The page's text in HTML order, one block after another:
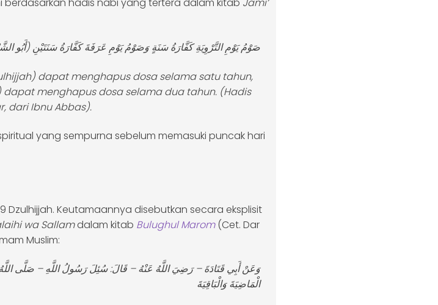
hadis nabi yang tertera dalam kitab Jami’
صَوْمُ يَوْمِ التَّرْوِيَةِ كَفَّارَةُ سَنَةٍ وَصَوْمُ يَوْمِ عَرَفَةَ كَفَّارَةُ سَنَتَيْنِ (أَبُو
dapat menghapus dosa selama satu tahun,
menghapus dosa selama dua tahun.(Hadis
dari Ibnu Abbas).
yang sempurna sebelum memasuki puncak hari
Keutamaannya disebutkan secara eksplisit
wa Sallamdalam kitab Bulughul Marom(Cet. Dar
Muslim:
وَعَنْ أَبِي قَتَادَةَ – رَضِيَ اللَّهُ عَنْهُ – قَالَ: سُئِلَ رَسُولُ اللَّهِ – صَلَّى
الْمَاضِيَةَ وَالْبَاقِيَةَ